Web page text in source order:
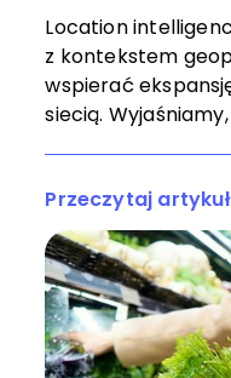
Location
z kontekstem
wspierać
siecią. Wyjaśniamy,
Przeczytaj artykuł